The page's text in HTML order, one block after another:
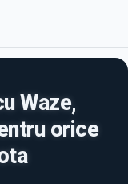
Waze,
orice